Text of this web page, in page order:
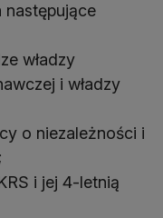
następujące
władzy
i władzy
o niezależności i
i jej 4-letnią